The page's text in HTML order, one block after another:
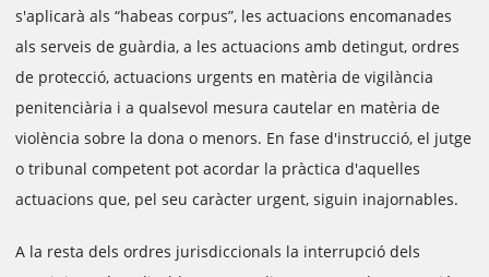
s'aplicarà als “habeas corpus”, les actuacions encomanades
als serveis de guàrdia, a les actuacions amb detingut, ordres
de protecció, actuacions urgents en matèria de vigilància
penitenciària i a qualsevol mesura cautelar en matèria de
violència sobre la dona o menors. En fase d'instrucció, el jutge
o tribunal competent pot acordar la pràctica d'aquelles
actuacions que, pel seu caràcter urgent, siguin inajornables.
A la resta dels ordres jurisdiccionals la interrupció dels